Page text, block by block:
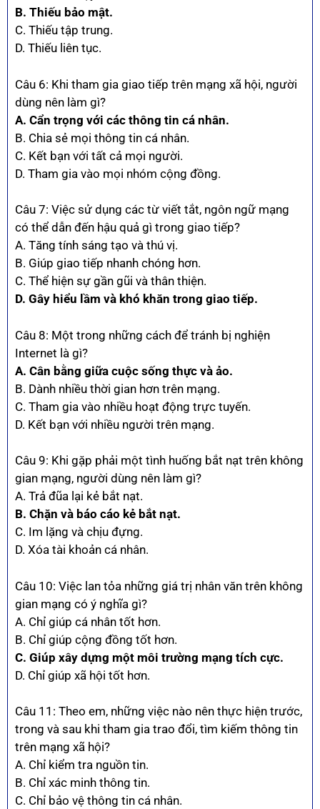
B. Thiếu bảo mật.
C. Thiếu tập trung.
D. Thiếu liên tục.
Câu 6: Khi tham gia giao tiếp trên mạng xã hội, người
dùng nên làm gì?
A. Cẩn trọng với các thông tin cá nhân.
B. Chia sẻ mọi thông tin cá nhân.
C. Kết bạn với tất cả mọi người.
D. Tham gia vào mọi nhóm cộng đồng.
Câu 7: Việc sử dụng các từ viết tắt, ngôn ngữ mạng
có thể dẫn đến hậu quả gì trong giao tiếp?
A. Tăng tính sáng tạo và thú vị.
B. Giúp giao tiếp nhanh chóng hơn.
C. Thể hiện sự gần gũi và thân thiện.
D. Gây hiểu lầm và khó khăn trong giao tiếp.
Câu 8: Một trong những cách để tránh bị nghiện
Internet là gì?
A. Cân bằng giữa cuộc sống thực và ảo.
B. Dành nhiều thời gian hơn trên mạng.
C. Tham gia vào nhiều hoạt động trực tuyến.
D. Kết bạn với nhiều người trên mạng.
Câu 9: Khi gặp phải một tình huống bắt nạt trên không
gian mạng, người dùng nên làm gì?
A. Trả đũa lại kẻ bắt nạt.
B. Chặn và báo cáo kẻ bắt nạt.
C. Im lặng và chịu đựng.
D. Xóa tài khoản cá nhân.
Câu 10: Việc lan tỏa những giá trị nhân văn trên không
gian mạng có ý nghĩa gì?
A. Chỉ giúp cá nhân tốt hơn.
B. Chỉ giúp cộng đồng tốt hơn.
C. Giúp xây dựng một môi trường mạng tích cực.
D. Chỉ giúp xã hội tốt hơn.
Câu 11: Theo em, những việc nào nên thực hiện trước,
trong và sau khi tham gia trao đổi, tìm kiếm thông tin
trên mạng xã hội?
A. Chỉ kiểm tra nguồn tin.
B. Chỉ xác minh thông tin.
C. Chỉ bảo vệ thông tin cá nhân.